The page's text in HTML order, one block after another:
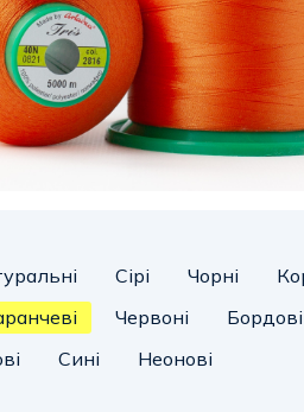
Сірі Чорні
Червоні Бордові
Сині Неонові